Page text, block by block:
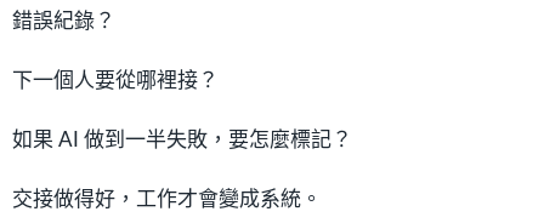
錯誤紀錄？
下一個人要從哪裡接？
如果 AI 做到一半失敗，要怎麼標記？
交接做得好，工作才會變成系統。